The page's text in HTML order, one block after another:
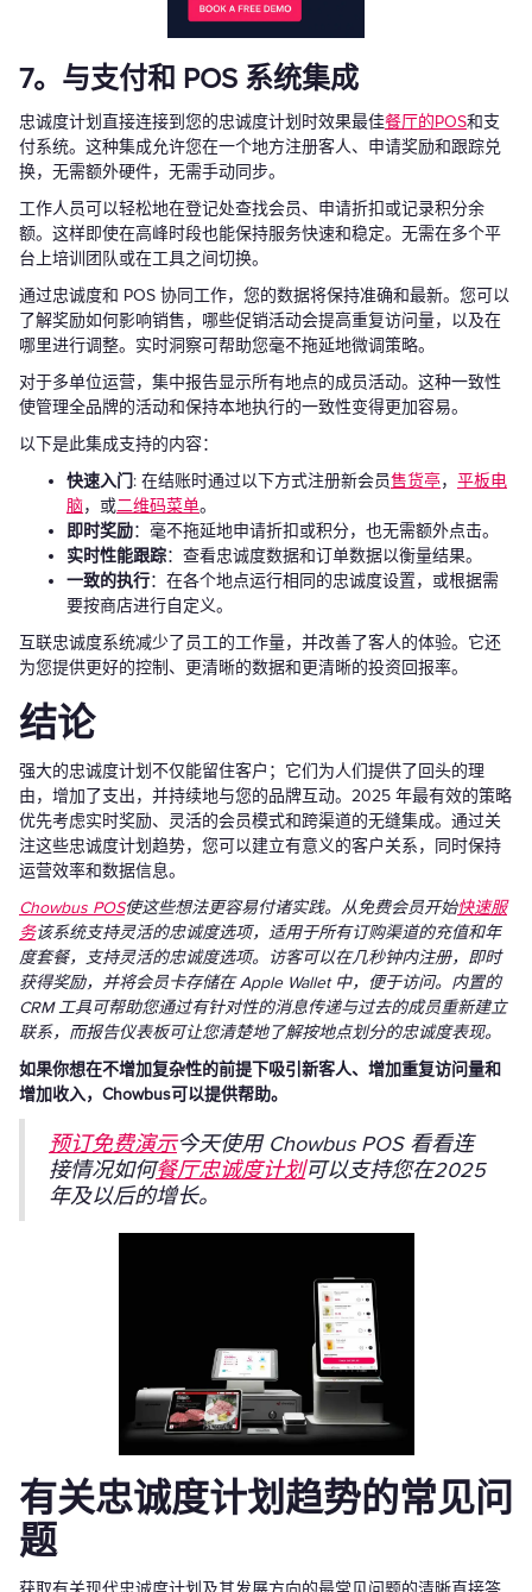
7。与支付和 POS 系统集成
忠诚度计划直接连接到您的忠诚度计划时效果最佳餐厅的POS和支
付系统。这种集成允许您在一个地方注册客人、申请奖励和跟踪兑
换，无需额外硬件，无需手动同步。
工作人员可以轻松地在登记处查找会员、申请折扣或记录积分余
额。这样即使在高峰时段也能保持服务快速和稳定。无需在多个平
台上培训团队或在工具之间切换。
通过忠诚度和 POS 协同工作，您的数据将保持准确和最新。您可以
了解奖励如何影响销售，哪些促销活动会提高重复访问量，以及在
哪里进行调整。实时洞察可帮助您毫不拖延地微调策略。
对于多单位运营，集中报告显示所有地点的成员活动。这种一致性
使管理全品牌的活动和保持本地执行的一致性变得更加容易。
以下是此集成支持的内容：
快速入门: 在结账时通过以下方式注册新会员售货亭， 平板电
脑，或二维码菜单。
即时奖励：毫不拖延地申请折扣或积分，也无需额外点击。
实时性能跟踪：查看忠诚度数据和订单数据以衡量结果。
一致的执行：在各个地点运行相同的忠诚度设置，或根据需
要按商店进行自定义。
互联忠诚度系统减少了员工的工作量，并改善了客人的体验。它还
为您提供更好的控制、更清晰的数据和更清晰的投资回报率。
结论
强大的忠诚度计划不仅能留住客户；它们为人们提供了回头的理
由，增加了支出，并持续地与您的品牌互动。2025 年最有效的策略
优先考虑实时奖励、灵活的会员模式和跨渠道的无缝集成。通过关
注这些忠诚度计划趋势，您可以建立有意义的客户关系，同时保持
运营效率和数据信息。
Chowbus POS使这些想法更容易付诸实践。从免费会员开始快速服
务该系统支持灵活的忠诚度选项，适用于所有订购渠道的充值和年
度套餐，支持灵活的忠诚度选项。访客可以在几秒钟内注册，即时
获得奖励，并将会员卡存储在 Apple Wallet 中，便于访问。内置的
CRM 工具可帮助您通过有针对性的消息传递与过去的成员重新建立
联系，而报告仪表板可让您清楚地了解按地点划分的忠诚度表现。
如果你想在不增加复杂性的前提下吸引新客人、增加重复访问量和
增加收入，Chowbus可以提供帮助。
预订免费演示今天使用 Chowbus POS 看看连
接情况如何餐厅忠诚度计划可以支持您在2025
年及以后的增长。
有关忠诚度计划趋势的常见问
题